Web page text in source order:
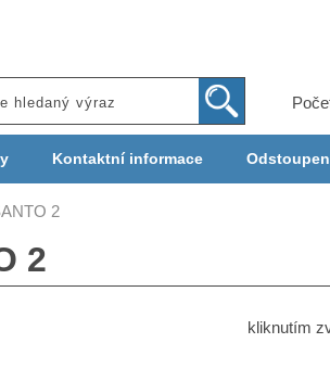
Kontaktní informace
2
2
kliknutím